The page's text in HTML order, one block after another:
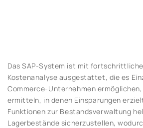
Das SAP-System ist mit
Kostenanalyse ausgestattet, die es
Commerce-Unternehmen
ermitteln, in denen Einsparungen
Funktionen zur Bestandsverwaltung
Lagerbestände sicherzustellen,